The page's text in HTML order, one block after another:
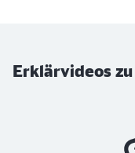
Erklärvideos